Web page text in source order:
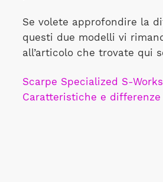
Se volete approfondire la
questi due modelli vi
all’articolo che trovate qui
Scarpe Specialized S-
Caratteristiche e differenze